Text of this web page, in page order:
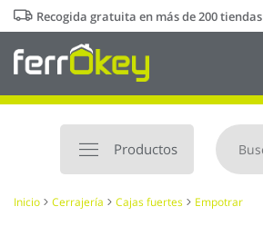
Ir
al
contenido
Recogida gratuita en más de 200 tiendas
Productos
Inicio Cerrajería Cajas fuertes Empotrar